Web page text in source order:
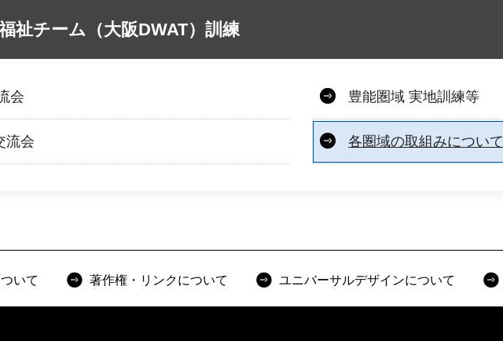
祉チーム（大阪DWAT）訓練
会 豊能圏域 実地訓練等
流会 各圏域の取組みについて
いて 著作権・リンクについて ユニバーサルデザインについて